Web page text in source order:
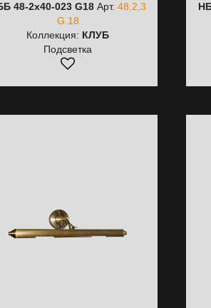
48-2х40-023 G18 Арт.48,2,3
G.18
Коллекция: КЛУБ
Подсветка